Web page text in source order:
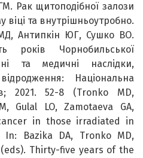
Рак щитоподібної залози
віці та внутрішньоутробно.
Антипкін ЮГ, Сушко ВО.
років Чорнобильської
та медичні наслідки,
Національна
2021. 52-8 (Tronko MD,
Gulal LO, Zamotaeva GA,
in those irradiated in
Bazika DA, Tronko MD,
(eds). Thirty-five years of the